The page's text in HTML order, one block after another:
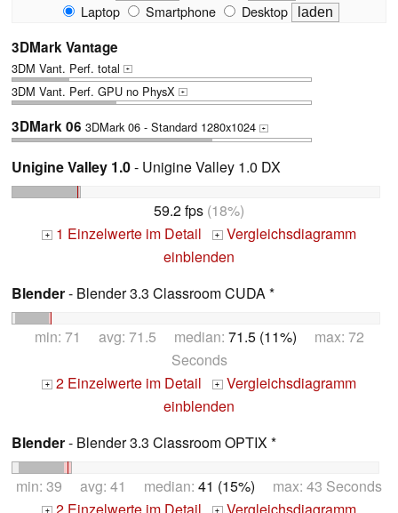
Laptop
Smartphone Desktop
3DMark Vantage
3DM Vant. Perf. total +
3DM Vant. Perf. GPU no PhysX +
3DMark 06 3DMark 06 - Standard 1280x1024 +
Unigine Valley 1.0- Unigine Valley 1.0 DX
59.2 fps (18%)
+ 1 Einzelwerte im Detail + Vergleichsdiagramm
einblenden
Blender- Blender 3.3 Classroom CUDA *
min: 71 avg: 71.5 median: 71.5 (11%) max: 72
Seconds
+ 2 Einzelwerte im Detail + Vergleichsdiagramm
einblenden
Blender- Blender 3.3 Classroom OPTIX *
min: 39 avg: 41 median: 41 (15%) max: 43 Seconds
+ 2 Einzelwerte im Detail + Vergleichsdiagramm